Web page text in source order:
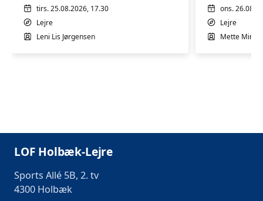
tirs. 25.08.2026, 17.30
Lejre
Leni Lis Jørgensen
ons.
Lejre
Mette Minor
LOF Holbæk-Lejre
Sports Allé 5B, 2. tv
4300 Holbæk